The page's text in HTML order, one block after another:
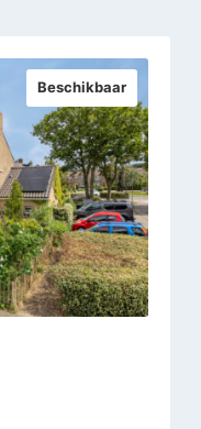
Beschikbaar